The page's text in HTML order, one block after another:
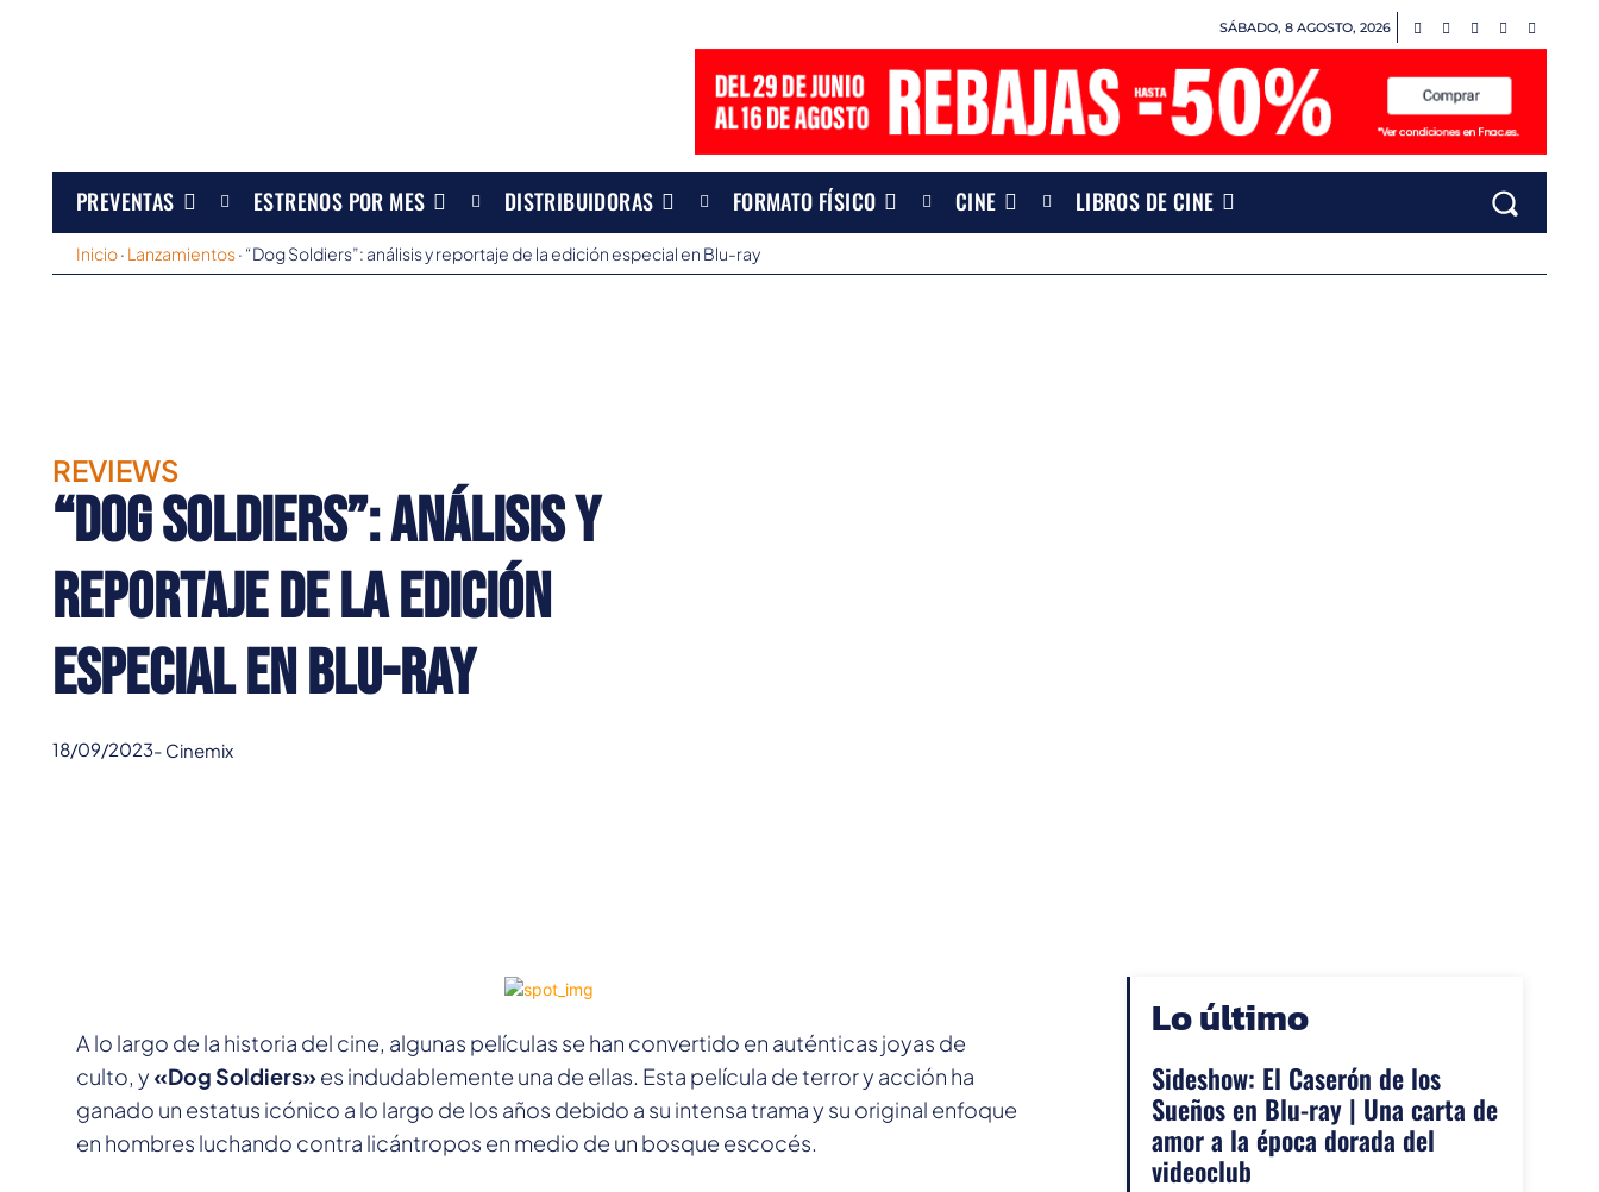
SÁBADO, 8 AGOSTO, 2026
PREVENTAS ESTRENOS POR MES DISTRIBUIDORAS FORMATO FÍSICO CINE LIBROS DE CINE
Inicio· Lanzamientos· “Dog Soldiers”: análisis y reportaje de la edición especial en Blu-ray
REVIEWS
“Dog Soldiers”: análisis y
reportaje de la edición
especial en Blu-ray
18/09/2023- Cinemix
A lo largo de la historia del cine, algunas películas se han convertido en auténticas joyas de
culto, y «Dog Soldiers»es indudablemente una de ellas. Esta película de terror y acción ha
ganado un estatus icónico a lo largo de los años debido a su intensa trama y su original enfoque
en hombres luchando contra licántropos en medio de un bosque escocés.
Lo último
Sideshow: El Caserón de los
Sueños en Blu-ray | Una carta de
amor a la época dorada del
videoclub